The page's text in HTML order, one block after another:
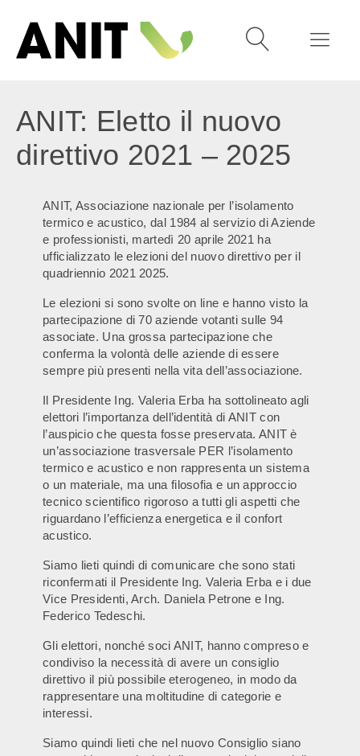
ANIT: Eletto il nuovo
direttivo 2021 – 2025
ANIT, Associazione nazionale per l’isolamento
termico e acustico, dal 1984 al servizio di Aziende
e professionisti, martedì 20 aprile 2021 ha
ufficializzato le elezioni del nuovo direttivo per il
quadriennio 2021 2025.
Le elezioni si sono svolte on line e hanno visto la
partecipazione di 70 aziende votanti sulle 94
associate. Una grossa partecipazione che
conferma la volontà delle aziende di essere
sempre più presenti nella vita dell’associazione.
Il Presidente Ing. Valeria Erba ha sottolineato agli
elettori l’importanza dell’identità di ANIT con
l’auspicio che questa fosse preservata. ANIT è
un’associazione trasversale PER l’isolamento
termico e acustico e non rappresenta un sistema
o un materiale, ma una filosofia e un approccio
tecnico scientifico rigoroso a tutti gli aspetti che
riguardano l’efficienza energetica e il confort
acustico.
Siamo lieti quindi di comunicare che sono stati
riconfermati il Presidente Ing. Valeria Erba e i due
Vice Presidenti, Arch. Daniela Petrone e Ing.
Federico Tedeschi.
Gli elettori, nonché soci ANIT, hanno compreso e
condiviso la necessità di avere un consiglio
direttivo il più possibile eterogeneo, in modo da
rappresentare una moltitudine di categorie e
interessi.
Siamo quindi lieti che nel nuovo Consiglio siano